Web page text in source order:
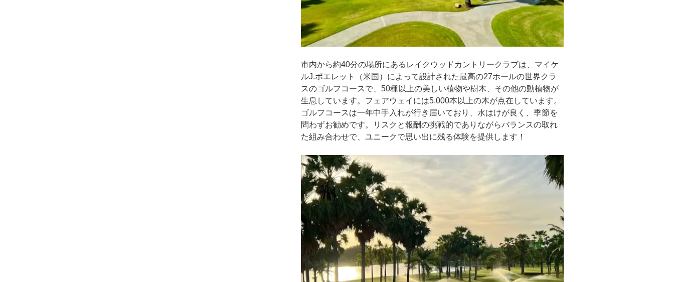
市内から約40分の場所にあるレイクウッドカントリークラブは、マイケ
ルJ.ポエレット（米国）によって設計された最高の27ホールの世界クラ
スのゴルフコースで、50種以上の美しい植物や樹木、その他の動植物が
生息しています。フェアウェイには5,000本以上の木が点在しています。
ゴルフコースは一年中手入れが行き届いており、水はけが良く、季節を
問わずお勧めです。リスクと報酬の挑戦的でありながらバランスの取れ
た組み合わせで、ユニークで思い出に残る体験を提供します！